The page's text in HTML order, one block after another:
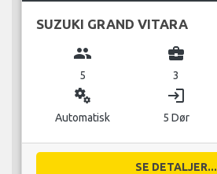
SUZUKI GRAND VITARA
group
5
business_center
3
miscellaneous_services
Automatisk
login
5 Dør
SE DETALJER...